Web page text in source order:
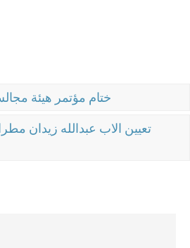
ختام مؤتمر هيئة
تعيين الاب عبدالله زيدان